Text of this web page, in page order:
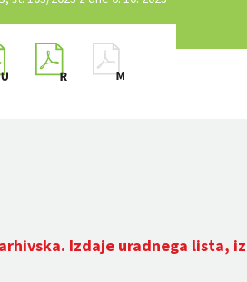
arhivska. Izdaje uradnega lista,